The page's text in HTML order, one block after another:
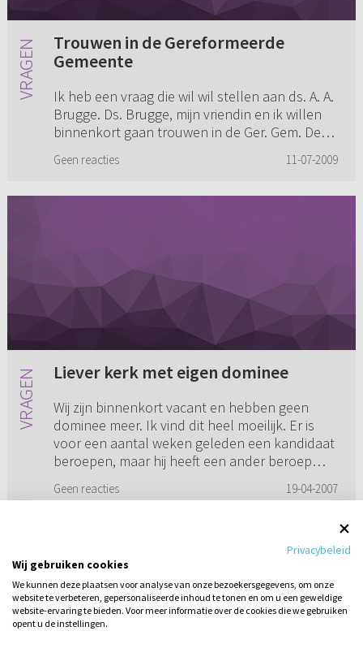
Trouwen in de Gereformeerde
Gemeente
Ik heb een vraag die wil wil stellen aan ds. A. A.
Brugge. Ds. Brugge, mijn vriendin en ik willen
binnenkort gaan trouwen in de Ger. Gem. De
momenteel vacant...
Geen reacties 11-07-2009
Liever kerk met eigen dominee
Wij zijn binnenkort vacant en hebben geen
dominee meer. Ik vind dit heel moeilijk. Er is
voor een aantal weken geleden een kandidaat
beroepen, maar hij heeft een ander beroep
Geen reacties 19-04-2007
Privacybeleid
Wij gebruiken cookies
We kunnen deze plaatsen voor analyse van onze bezoekersgegevens, om onze
website te verbeteren, gepersonaliseerde inhoud te tonen en om u een geweldige
website-ervaring te bieden. Voor meer informatie over de cookies die we gebruiken
opent u de instellingen.